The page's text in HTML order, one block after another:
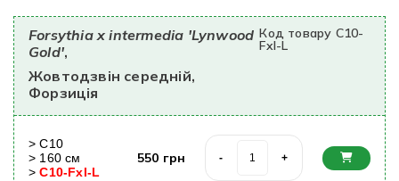
Forsythia x intermedia 'Lynwood
Gold',
Жовтодзвін середній,
Форзиція
Код товару C10-
FxI-L
>С10
> 160 cм
>C10-FxI-L
550 грн - +